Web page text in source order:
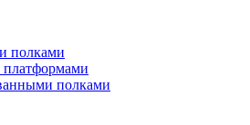
полками
полками